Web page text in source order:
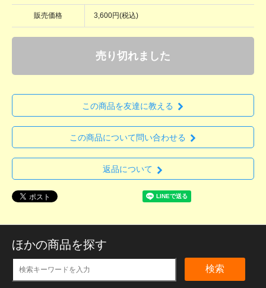
販売価格 3,600円(税込)
売り切れました
この商品を友達に教える
この商品について問い合わせる
返品について
ほかの商品を探す
検索